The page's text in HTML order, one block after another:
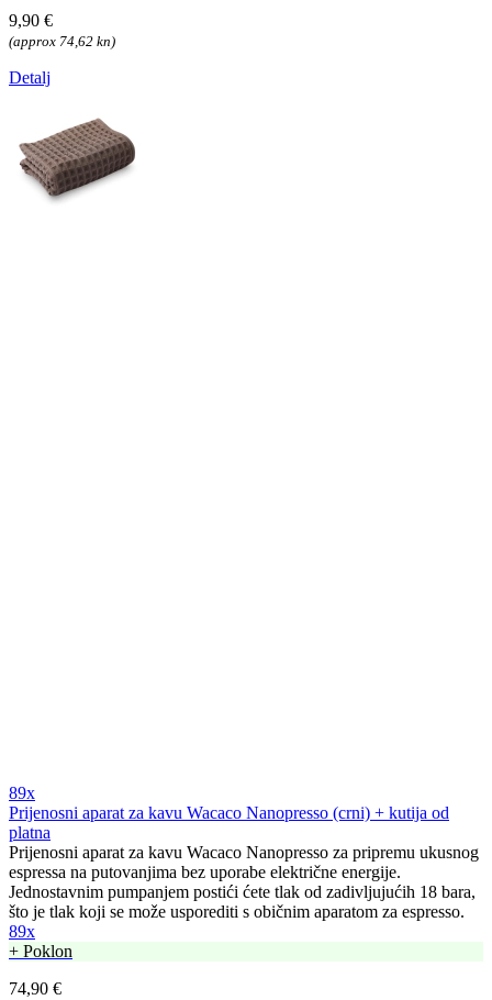
9,90 €
(approx 74,62 kn)
Detalj
89x
Prijenosni aparat za kavu Wacaco Nanopresso (crni) + kutija od
platna
Prijenosni aparat za kavu Wacaco Nanopresso za pripremu ukusnog
espressa na putovanjima bez uporabe električne energije.
Jednostavnim pumpanjem postići ćete tlak od zadivljujućih 18 bara,
što je tlak koji se može usporediti s običnim aparatom za espresso.
89x
+ Poklon
74,90 €